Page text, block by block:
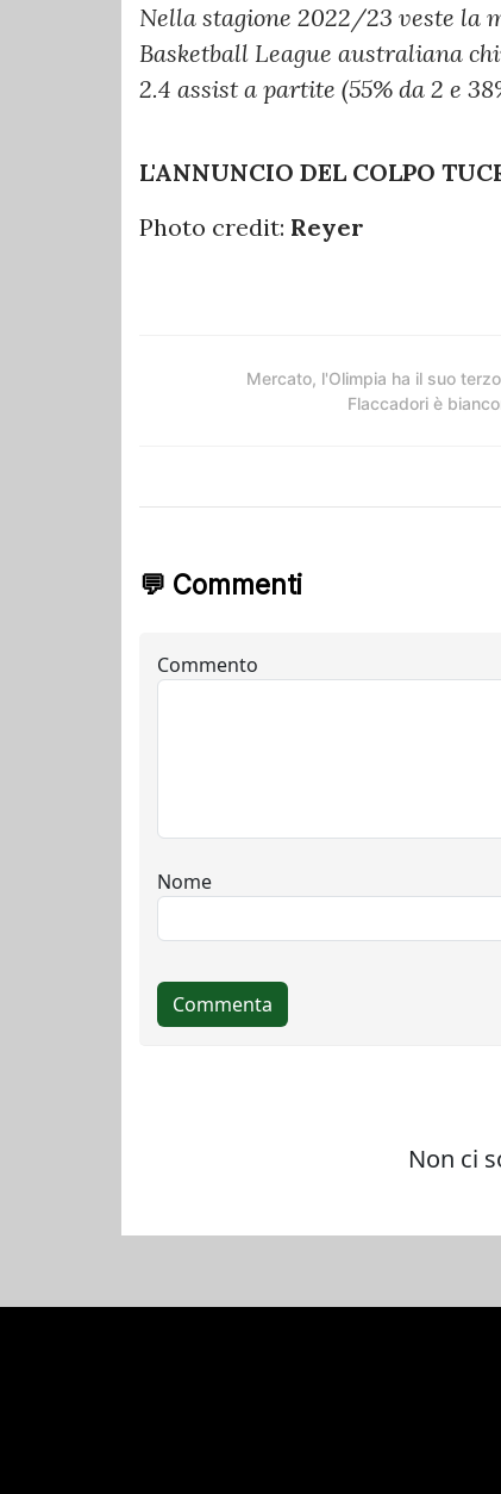
Nella stagione 2022/23 veste la
Basketball League australiana
2.4 assist a partite (55% da 2 e
L'ANNUNCIO DEL COLPO
Photo credit: Reyer
Mercato, l'Olimpia ha il suo
Flaccadori è
💬 Commenti